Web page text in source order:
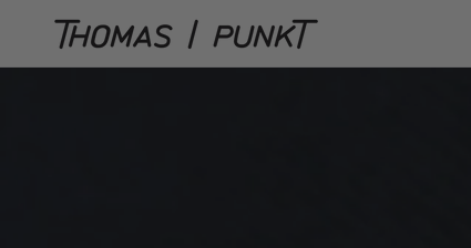
zum
Inhalt